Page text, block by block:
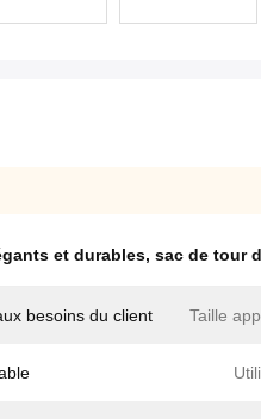
et durables, sac de tour
besoins du client Taille